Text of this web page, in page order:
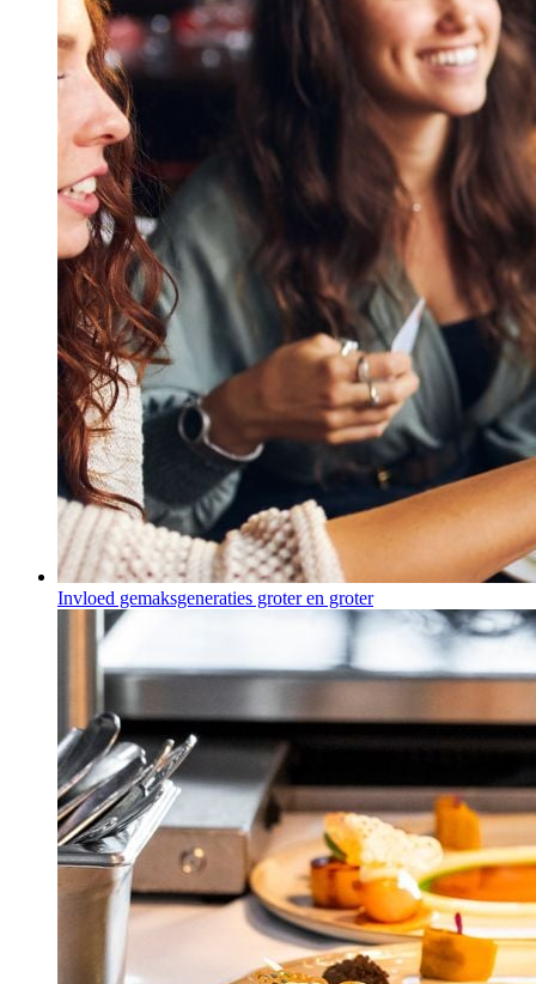
Invloed gemaksgeneraties groter en groter